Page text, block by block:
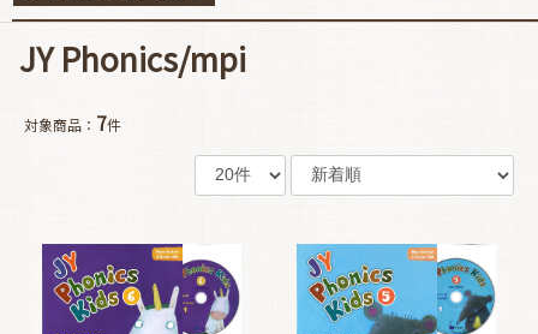
JY Phonics/mpi
対象商品： 7件